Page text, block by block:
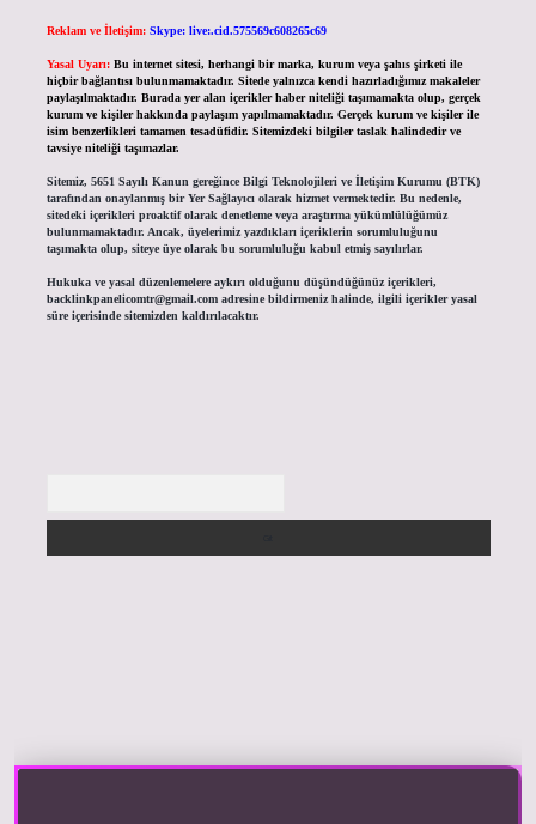
Reklam ve İletişim: Skype: live:.cid.575569c608265c69
Yasal Uyarı: Bu internet sitesi, herhangi bir marka, kurum veya şahıs şirketi ile
hiçbir bağlantısı bulunmamaktadır. Sitede yalnızca kendi hazırladığımız makaleler
paylaşılmaktadır. Burada yer alan içerikler haber niteliği taşımamakta olup, gerçek
kurum ve kişiler hakkında paylaşım yapılmamaktadır. Gerçek kurum ve kişiler ile
isim benzerlikleri tamamen tesadüfidir. Sitemizdeki bilgiler taslak halindedir ve
tavsiye niteliği taşımazlar.
Sitemiz, 5651 Sayılı Kanun gereğince Bilgi Teknolojileri ve İletişim Kurumu (BTK)
tarafından onaylanmış bir Yer Sağlayıcı olarak hizmet vermektedir. Bu nedenle,
sitedeki içerikleri proaktif olarak denetleme veya araştırma yükümlülüğümüz
bulunmamaktadır. Ancak, üyelerimiz yazdıkları içeriklerin sorumluluğunu
taşımakta olup, siteye üye olarak bu sorumluluğu kabul etmiş sayılırlar.
Hukuka ve yasal düzenlemelere aykırı olduğunu düşündüğünüz içerikleri,
backlinkpanelicomtr@gmail.comadresine bildirmeniz halinde, ilgili içerikler yasal
süre içerisinde sitemizden kaldırılacaktır.